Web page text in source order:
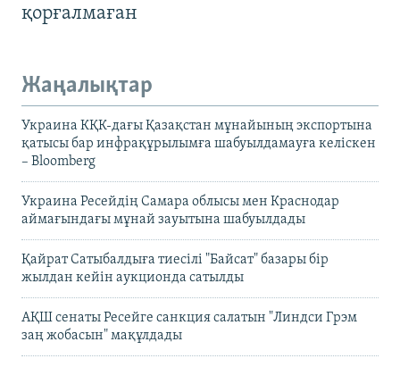
қорғалмаған
Жаңалықтар
Украина КҚК-дағы Қазақстан мұнайының экспортына
қатысы бар инфрақұрылымға шабуылдамауға келіскен
– Bloomberg
Украина Ресейдің Самара облысы мен Краснодар
аймағындағы мұнай зауытына шабуылдады
Қайрат Сатыбалдыға тиесілі "Байсат" базары бір
жылдан кейін аукционда сатылды
АҚШ сенаты Ресейге санкция салатын "Линдси Грэм
заң жобасын" мақұлдады